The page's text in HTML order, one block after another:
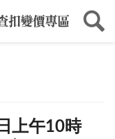
上午10時